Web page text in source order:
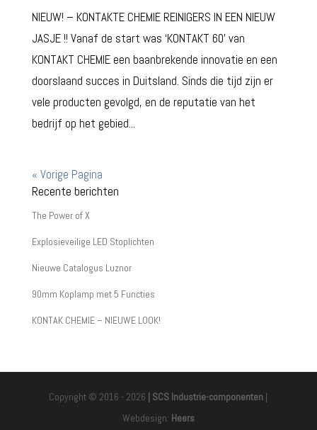
NIEUW! – KONTAKTE CHEMIE REINIGERS IN EEN NIEUW
JASJE !! Vanaf de start was ‘KONTAKT 60’ van
KONTAKT CHEMIE een baanbrekende innovatie en een
doorslaand succes in Duitsland. Sinds die tijd zijn er
vele producten gevolgd, en de reputatie van het
bedrijf op het gebied...
« Vorige Pagina
Recente berichten
The Power of X
Explosieveilige LED Stoplichten
Nieuwe Catalogus Luznor
90mm Koplamp met 5 Functies
KONTAK CHEMIE – NIEUWE LOOK!
Copyright © 2016 - 2026 | SCS Industrie-componenten |
Webdesign: Heers